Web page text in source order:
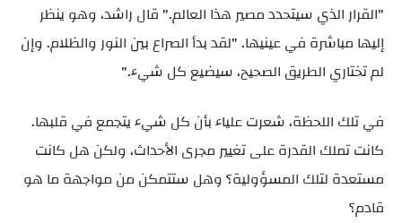
"القرار الذي سيتحدد مصير هذا العالم." قال راشد، وهو ينظر
إليها مباشرة في عينيها. "لقد بدأ الصراع بين النور والظلام. وإن
لم تختاري الطريق الصحيح، سيضيع كل شيء."
في تلك اللحظة، شعرت علياء بأن كل شيء يتجمع في قلبها.
كانت تملك القدرة على تغيير مجرى الأحداث، ولكن هل كانت
مستعدة لتلك المسؤولية؟ وهل ستتمكن من مواجهة ما هو
قادم؟